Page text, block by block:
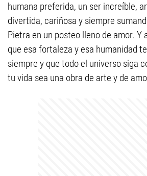
humana preferida, un ser increíble,
divertida, cariñosa y siempre
Pietra en un posteo lleno de amor. Y
que esa fortaleza y esa humanidad
siempre y que todo el universo siga
tu vida sea una obra de arte y de